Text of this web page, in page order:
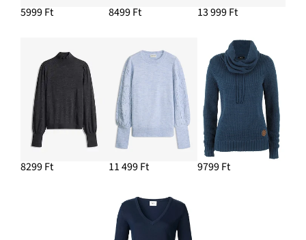
5999 Ft 8499 Ft 13 999 Ft
8299 Ft 11 499 Ft 9799 Ft